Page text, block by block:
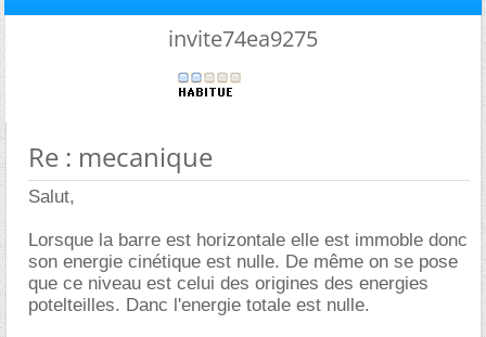
invite74ea9275
Re : mecanique
Salut,
Lorsque la barre est horizontale elle est immoble donc
son energie cinétique est nulle. De même on se pose
que ce niveau est celui des origines des energies
potelteilles. Danc l'energie totale est nulle.